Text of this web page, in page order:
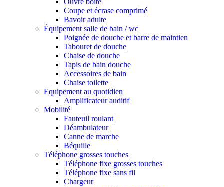
Ouvre boîte
Coupe et écrase comprimé
Bavoir adulte
Équipement salle de bain / wc
Poignée de douche et barre de maintien
Tabouret de douche
Chaise de douche
Tapis de bain douche
Accessoires de bain
Chaise toilette
Equipement au quotidien
Amplificateur auditif
Mobilité
Fauteuil roulant
Déambulateur
Canne de marche
Béquille
Téléphone grosses touches
Téléphone fixe grosses touches
Téléphone fixe sans fil
Chargeur